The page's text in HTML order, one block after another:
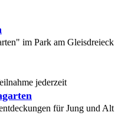
im Park am Gleisdreieck
jederzeit
für Jung und Alt